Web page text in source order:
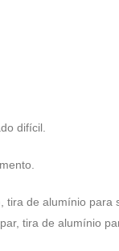
difícil.
de alumínio para
tira de alumínio